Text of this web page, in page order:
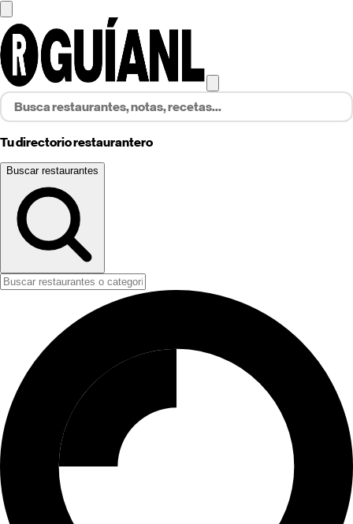
Tu directorio restaurantero
Buscar restaurantes